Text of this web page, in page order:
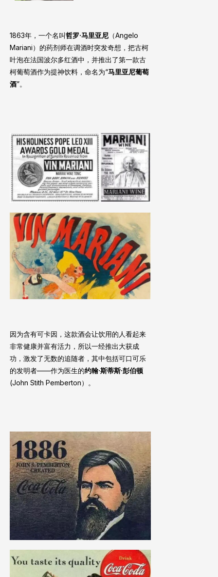
1863年，一个名叫哲罗·马里亚尼 （Angelo
Mariani）的药剂师在调酒时突发奇想，把古柯
叶泡在法国波尔多红酒中，并推出了第一款古
柯葡萄酒作为提神饮料，命名为“马里亚尼葡萄
酒”。
因为含有可卡因，这款酒会让饮用的人看起来
非常健康并富有活力，所以一经推出大获成
功，激发了无数的追随者，其中包括可口可乐
的发明者——作为医生的约翰·斯蒂斯·彭伯顿
(John Stith Pemberton）。